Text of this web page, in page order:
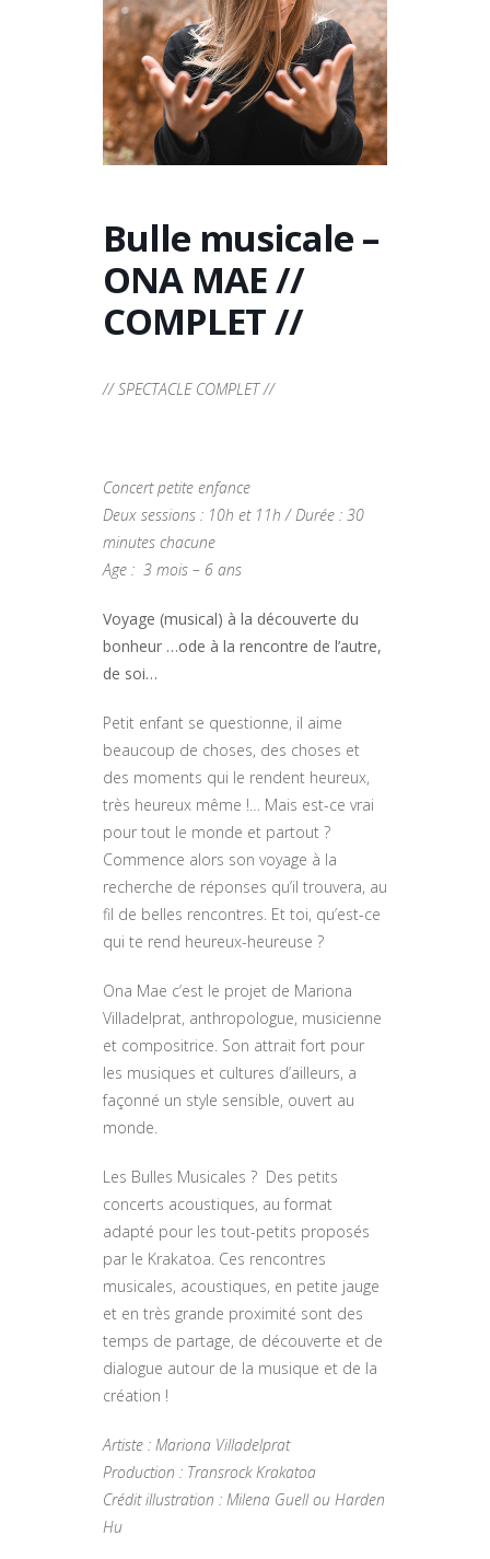
Bulle musicale –
ONA MAE //
COMPLET //
// SPECTACLE COMPLET //
Concert petite enfance
Deux sessions : 10h et 11h / Durée : 30
minutes chacune
Age : 3 mois – 6 ans
Voyage (musical) à la découverte du
bonheur …ode à la rencontre de l’autre,
de soi…
Petit enfant se questionne, il aime
beaucoup de choses, des choses et
des moments qui le rendent heureux,
très heureux même !… Mais est-ce vrai
pour tout le monde et partout ?
Commence alors son voyage à la
recherche de réponses qu’il trouvera, au
fil de belles rencontres. Et toi, qu’est-ce
qui te rend heureux-heureuse ?
Ona Mae c’est le projet de Mariona
Villadelprat, anthropologue, musicienne
et compositrice. Son attrait fort pour
les musiques et cultures d’ailleurs, a
façonné un style sensible, ouvert au
monde.
Les Bulles Musicales ? Des petits
concerts acoustiques, au format
adapté pour les tout-petits proposés
par le Krakatoa. Ces rencontres
musicales, acoustiques, en petite jauge
et en très grande proximité sont des
temps de partage, de découverte et de
dialogue autour de la musique et de la
création !
Artiste : Mariona Villadelprat
Production : Transrock Krakatoa
Crédit illustration : Milena Guell ou Harden
Hu